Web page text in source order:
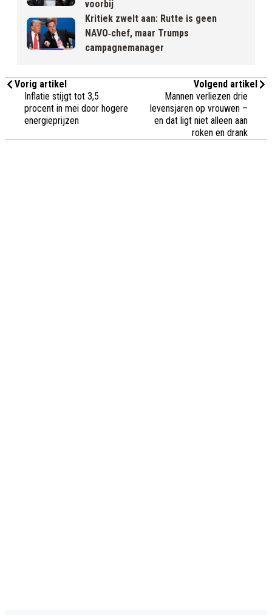
voorbij
Kritiek zwelt aan: Rutte is geen
NAVO‑chef, maar Trumps
campagnemanager
Vorig artikel
Inflatie stijgt tot 3,5
procent in mei door hogere
energieprijzen
Volgend artikel
Mannen verliezen drie
levensjaren op vrouwen –
en dat ligt niet alleen aan
roken en drank